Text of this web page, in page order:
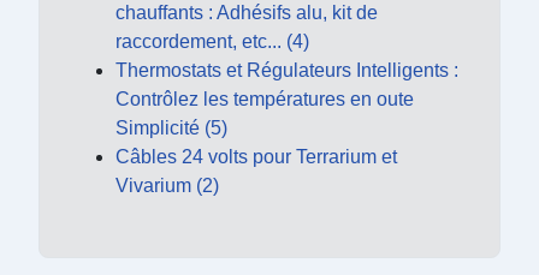
chauffants : Adhésifs alu, kit de
raccordement, etc... (4)
Thermostats et Régulateurs Intelligents :
Contrôlez les températures en oute
Simplicité (5)
Câbles 24 volts pour Terrarium et
Vivarium (2)